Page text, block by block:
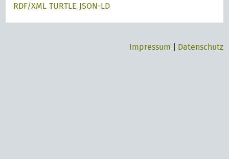
RDF/XML TURTLE JSON-LD
Impressum Datenschutz